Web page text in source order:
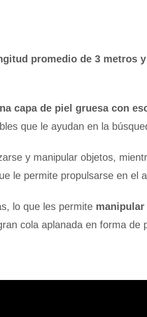
promedio de 3 metros
capa de piel gruesa con
que le ayudan en la
y manipular objetos,
le permite propulsarse en el
lo que les permite manipular
cola aplanada en forma de